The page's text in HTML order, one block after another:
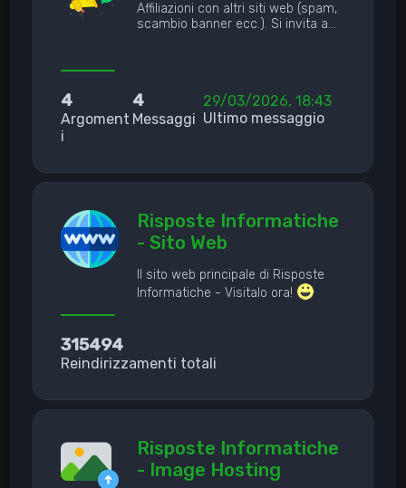
Affiliazioni con altri siti web (spam,
scambio banner ecc.). Si invita a…
4
Argoment
i
4
Messaggi
29/03/2026, 18:43
Ultimo messaggio
Risposte Informatiche
- Sito Web
Il sito web principale di Risposte
Informatiche - Visitalo ora!
315494
Reindirizzamenti totali
Risposte Informatiche
- Image Hosting